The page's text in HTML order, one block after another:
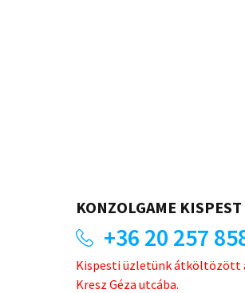
KONZOLGAME KISPEST
+36 20 257
Kispesti üzletünk átköltözött
Kresz Géza utcába.